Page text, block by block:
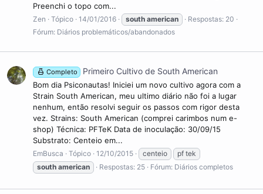
Preenchi o topo com...
Zen Tópico 14/01/2016 south american
Respostas: 20
Fórum: Diários problemáticos/abandonados
Completo Primeiro Cultivo de South American
Bom dia Psiconautas! Iniciei um novo cultivo agora com a
Strain South American, meu ultimo diário não foi a lugar
nenhum, então resolvi seguir os passos com rigor desta
vez. Strains: South American (comprei carimbos num e-
shop) Técnica: PFTeK Data de inoculação: 30/09/15
Substrato: Centeio em...
EmBusca Tópico 12/10/2015 centeio
pf tek
south american Respostas: 25 Fórum: Diários completos